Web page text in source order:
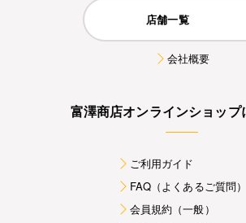
店舗一覧
会社概要
富澤商店オンラインショップ
ご利用ガイド
FAQ（よくあるご質問）
会員規約（一般）